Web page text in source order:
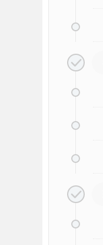

